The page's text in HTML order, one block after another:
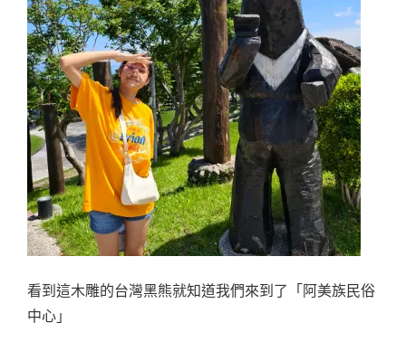
看到這木雕的台灣黑熊就知道我們來到了「阿美族民俗
中心」